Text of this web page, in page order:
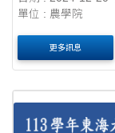
單位 : 農學院
更多訊息